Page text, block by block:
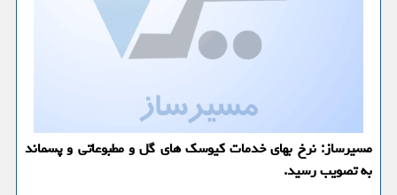
مسیرساز: نرخ بهای خدمات كیوسك های گل و مطبوعاتی و پسماند
به تصویب رسید.